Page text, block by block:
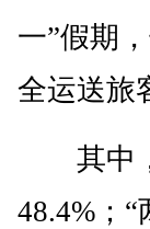
一”假期
全运送旅
其中，
48.4%；